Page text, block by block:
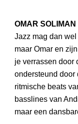
OMAR
Jazz mag dan
maar Omar en
je verrassen door
ondersteund door
ritmische beats
basslines van
maar een